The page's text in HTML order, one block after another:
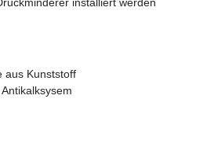
aus Kunststoff